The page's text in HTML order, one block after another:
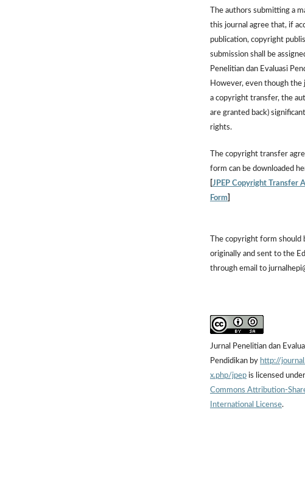
The authors submitting a
this journal agree that, if
publication, copyright
submission shall be
Penelitian dan Evaluasi
However, even though the
a copyright transfer, the
are granted back)
rights.
The copyright transfer
form can be downloaded
JPEP Copyright Transfer
Form
The copyright form should
originally and sent to the
through email to
Jurnal Penelitian dan
Pendidikan by http://
x.php/jpep is licensed
Commons Attribution-
International License.